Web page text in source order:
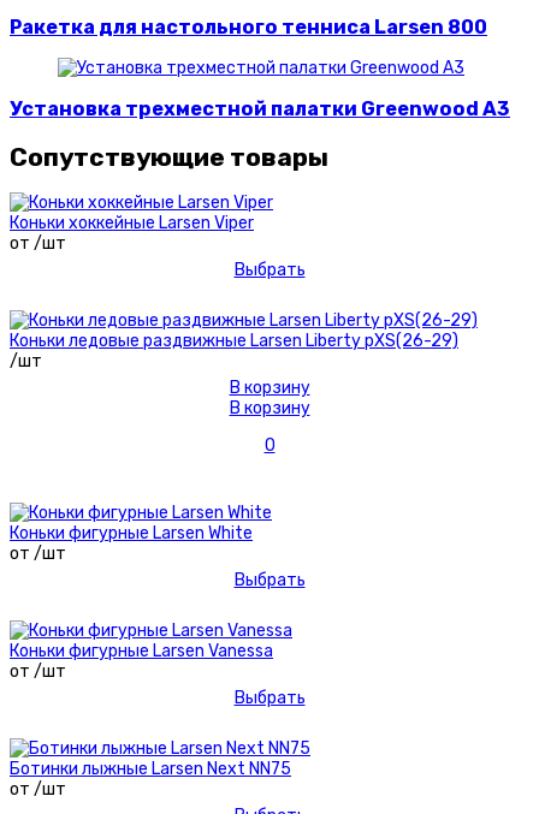
Ракетка для настольного тенниса Larsen 800
Установка трехместной палатки Greenwood A3
Сопутствующие товары
Коньки хоккейные Larsen Viper
от /шт
Выбрать
Коньки ледовые раздвижные Larsen Liberty рXS(26-29)
/шт
В корзину
В корзину
0
Коньки фигурные Larsen White
от /шт
Выбрать
Коньки фигурные Larsen Vanessa
от /шт
Выбрать
Ботинки лыжные Larsen Next NN75
от /шт